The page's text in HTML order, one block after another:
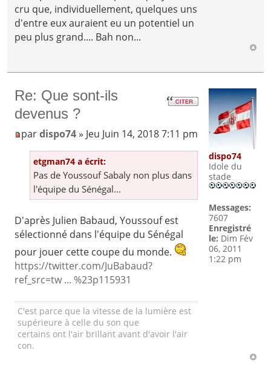
cru que, individuellement, quelques uns
d'entre eux auraient eu un potentiel un
peu plus grand.... Bah non...
Re: Que sont-ils
devenus ?
pardispo74» Jeu Juin 14, 2018 7:11 pm
etgman74 a écrit:
Pas de Youssouf Sabaly non plus dans
l'équipe du Sénégal...
D'après Julien Babaud, Youssouf est
sélectionné dans l'équipe du Sénégal
pour jouer cette coupe du monde.
https://twitter.com/JuBabaud?
ref_src=tw ... %23p115931
C'est parce que la vitesse de la lumière est
supérieure à celle du son que
certains ont l'air brillant avant d'avoir l'air
con.
dispo74
Idole du
stade
Messages:
7607
Enregistré
le: Dim Fév
06, 2011
1:22 pm